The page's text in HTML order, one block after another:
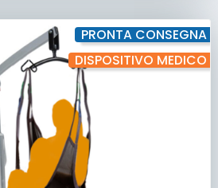
PRONTA CONSEGNA
DISPOSITIVO MEDICO